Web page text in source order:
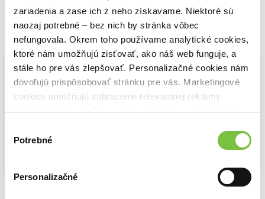
zariadenia a zase ich z neho získavame. Niektoré sú
naozaj potrebné – bez nich by stránka vôbec
nefungovala. Okrem toho používame analytické cookies,
ktoré nám umožňujú zisťovať, ako náš web funguje, a
stále ho pre vás zlepšovať. Personalizačné cookies nám
dovoľujú prispôsobovať stránku pre vás. Marketingové
cookies umožňujú zobrazenie relevantnej reklamy.
Niektoré údaje zdieľame aj s tretími stranami. Veľmi by
cookies.
súhlasu
Potrebné
Personalizačné
Vybrané pre teba
Toto mali čítať naši rodičia